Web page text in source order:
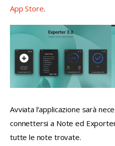
App Store.
Avviata l’applicazione sarà
connettersi a Note ed
tutte le note trovate.